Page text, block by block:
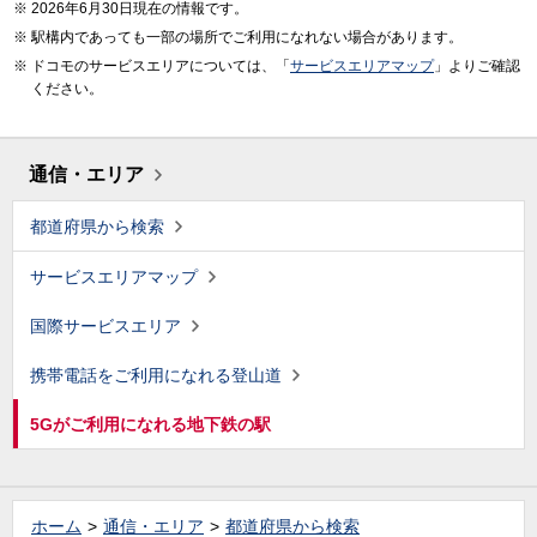
2026年6月30日現在の情報です。
駅構内であっても一部の場所でご利用になれない場合があります。
ドコモのサービスエリアについては、「 サービスエリアマップ」よりご確認
ください。
通信・エリア
都道府県から検索
サービスエリアマップ
国際サービスエリア
携帯電話をご利用になれる登山道
5Gがご利用になれる地下鉄の駅
ホーム 通信・エリア
都道府県から検索